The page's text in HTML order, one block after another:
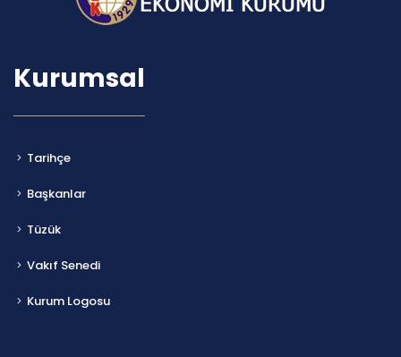
Kurumsal
Tarihçe
Başkanlar
Tüzük
Vakıf Senedi
Kurum Logosu